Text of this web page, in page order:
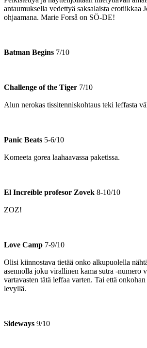
antaumuksella vedettyä saksalaista erotiikkaa
ohjaamana. Marie Forså on SÖ-DE!
Batman Begins 7/10
Challenge of the Tiger 7/10
Alun nerokas tissitenniskohtaus teki leffasta
Panic Beats 5-6/10
Komeeta gorea laahaavassa paketissa.
El Increíble profesor Zovek 8-10/10
ZOZ!
Love Camp 7-9/10
Olisi kiinnostava tietää onko alkupuolella
asennolla joku virallinen kama sutra ‑numero
vartavasten tätä leffaa varten. Tai että
levyllä.
Sideways 9/10